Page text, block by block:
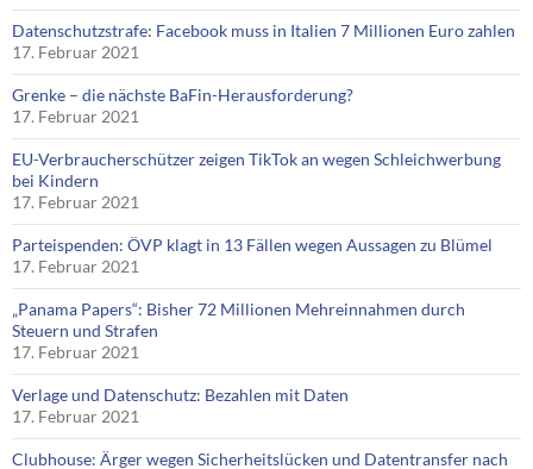
Datenschutzstrafe: Facebook muss in Italien 7 Millionen Euro zahlen
17. Februar 2021
Grenke – die nächste BaFin-Herausforderung?
17. Februar 2021
EU-Verbraucherschützer zeigen TikTok an wegen Schleichwerbung
bei Kindern
17. Februar 2021
Parteispenden: ÖVP klagt in 13 Fällen wegen Aussagen zu Blümel
17. Februar 2021
„Panama Papers“: Bisher 72 Millionen Mehreinnahmen durch
Steuern und Strafen
17. Februar 2021
Verlage und Datenschutz: Bezahlen mit Daten
17. Februar 2021
Clubhouse: Ärger wegen Sicherheitslücken und Datentransfer nach